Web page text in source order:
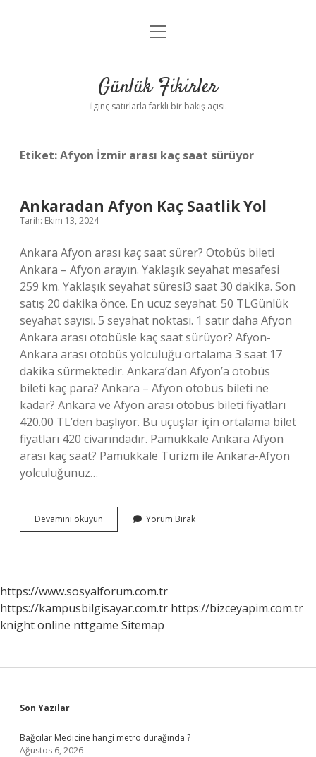
Anasayfa
Yasal Uyarı
menüyü
Günlük Fikirler
İlginç satırlarla farklı bir bakış açısı.
Etiket:Afyon İzmir arası kaç saat sürüyor
Ankaradan Afyon Kaç Saatlik Yol
Tarih: Ekim 13, 2024
Ankara Afyon arası kaç saat sürer? Otobüs bileti
Ankara – Afyon arayın. Yaklaşık seyahat mesafesi
259 km. Yaklaşık seyahat süresi3 saat 30 dakika. Son
satış 20 dakika önce. En ucuz seyahat. 50 TLGünlük
seyahat sayısı. 5 seyahat noktası. 1 satır daha Afyon
Ankara arası otobüsle kaç saat sürüyor? Afyon-
Ankara arası otobüs yolculuğu ortalama 3 saat 17
dakika sürmektedir. Ankara’dan Afyon’a otobüs
bileti kaç para? Ankara – Afyon otobüs bileti ne
kadar? Ankara ve Afyon arası otobüs bileti fiyatları
420.00 TL’den başlıyor. Bu uçuşlar için ortalama bilet
fiyatları 420 civarındadır. Pamukkale Ankara Afyon
arası kaç saat? Pamukkale Turizm ile Ankara-Afyon
yolculuğunuz…
Devamını okuyun Ankaradan
Afyon
Yorum Bırak
https://www.sosyalforum.com.tr
https://kampusbilgisayar.com.tr https://bizceyapim.com.tr
knight online nttgame Sitemap
Sidebar
Son Yazılar
Bağcılar Medicine hangi metro durağında ?
Ağustos 6, 2026